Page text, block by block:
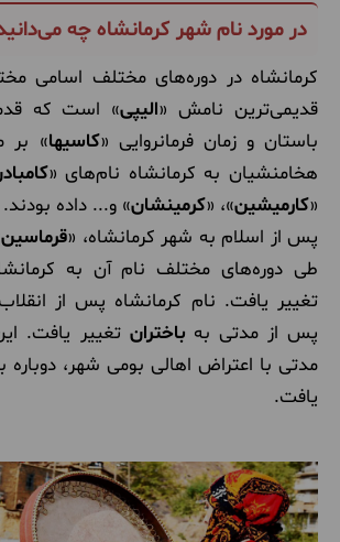
در مورد نام شهر کرمانشاه چه
کرمانشاه در دوره‌های مختلف اسامی
قدیمی‌ترین نامش «الیپی» است که
باستان و زمان فرمانروایی «کاسیها» بر
هخامنشیان به کرمانشاه نام‌های «
«کارمیشین»، «کرمینشان» و... داده بودند.
پس از اسلام به شهر کرمانشاه، «قرماسین
طی دوره‌های مختلف نام آن به
تغییر یافت. نام کرمانشاه پس از
پس از مدتی بهباختران تغییر یافت.
مدتی با اعتراض اهالی بومی شهر، دوباره
یافت.